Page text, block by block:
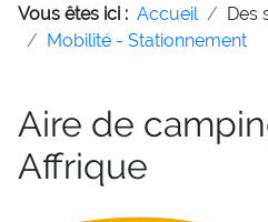
Vous êtes ici : Accueil
Des
Mobilité - Stationnement
Aire de
Affrique